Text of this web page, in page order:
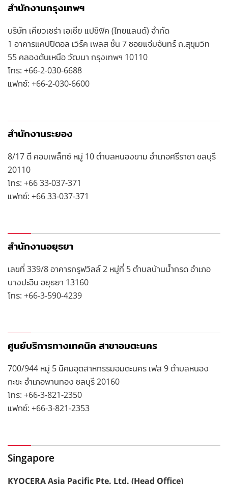
สำนักงานกรุงเทพฯ
บริษัท เคียวเซร่า เอเชีย แปซิฟิค (ไทยแลนด์) จำกัด
1 อาคารแคปปิตอล เวิร์ค เพลส ชั้น 7 ซอยแจ่มจันทร์ ถ.สุขุมวิท
55 คลองตันเหนือ วัฒนา กรุงเทพฯ 10110
โทร: +66-2-030-6688
แฟกซ์: +66-2-030-6600
สำนักงานระยอง
8/17 ดี คอมเพล็กซ์ หมู่ 10 ตำบลหนองขาม อำเภอศรีราชา ชลบุรี
20110
โทร: +66 33-037-371
แฟกซ์: +66 33-037-371
สำนักงานอยุธยา
เลขที่ 339/8 อาคารกรูฟวิลล์ 2 หมู่ที่ 5 ตำบลบ้านน้ำกรดอำเภอ
บางปะอิน อยุธยา 13160
โทร: +66-3-590-4239
ศูนย์บริการทางเทคนิค สาขาอมตะนคร
700/944 หมู่ 5 นิคมอุตสาหกรรมอมตะนคร เฟส 9 ตำบลหนอง
กะขะ อำเภอพานทอง ชลบุรี 20160
โทร: +66-3-821-2350
แฟกซ์: +66-3-821-2353
Singapore
KYOCERA Asia Pacific Pte. Ltd. (Head Office)